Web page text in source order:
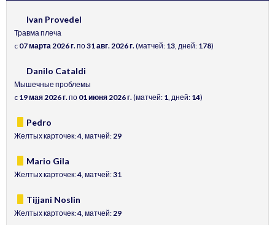
Ivan Provedel
Травма плеча
c 07 марта 2026 г.по31 авг. 2026 г.(матчей: 13, дней: 178)
Danilo Cataldi
Мышечные проблемы
c 19 мая 2026 г.по 01 июня 2026 г.(матчей: 1, дней: 14)
Pedro
Желтых карточек:4, матчей:29
Mario Gila
Желтых карточек:4, матчей:31
Tijjani Noslin
Желтых карточек:4, матчей:29